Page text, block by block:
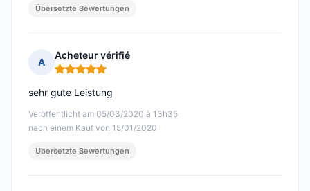
Übersetzte Bewertungen
A
Acheteur vérifié
Hinweis: 5 von 5
Veröffentlicht am 05/03/2020 à 13h35
nach einem Kauf von 15/01/2020
sehr gute Leistung
Übersetzte Bewertungen